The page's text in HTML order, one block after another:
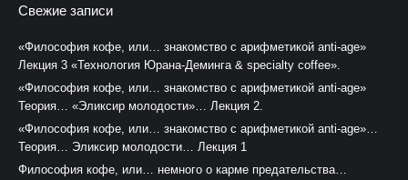
Свежие записи
«Философия кофе, или… знакомство с арифметикой anti-age»
Лекция 3 «Технология Юрана-Деминга & specialty coffee».
«Философия кофе, или… знакомство с арифметикой anti-age»
Теория… «Эликсир молодости»… Лекция 2.
«Философия кофе, или… знакомство с арифметикой anti-age»…
Теория… Эликсир молодости… Лекция 1
Философия кофе, или… немного о карме предательства…